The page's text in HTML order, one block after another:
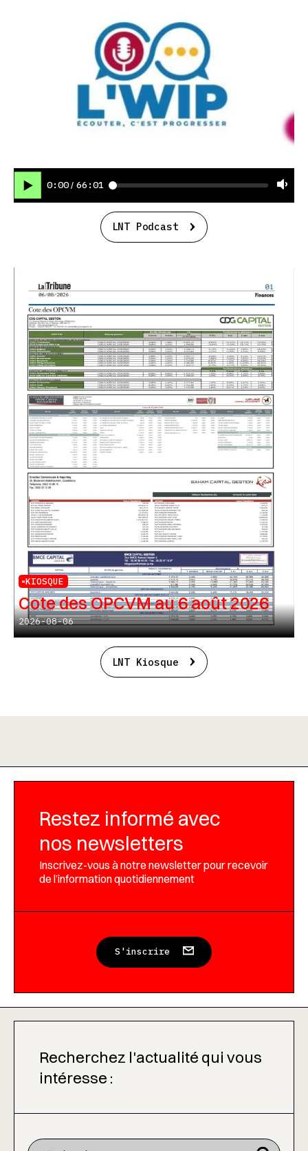
0:00 / 66:01
LNT Podcast
KIOSQUE
Cote des OPCVM au 6 août 2026
2026-08-06
LNT Kiosque
Restez informé avec
nos newsletters
Inscrivez-vous à notre newsletter pour recevoir
de l’information quotidiennement
S'inscrire
Recherchez l'actualité qui vous
intéresse :